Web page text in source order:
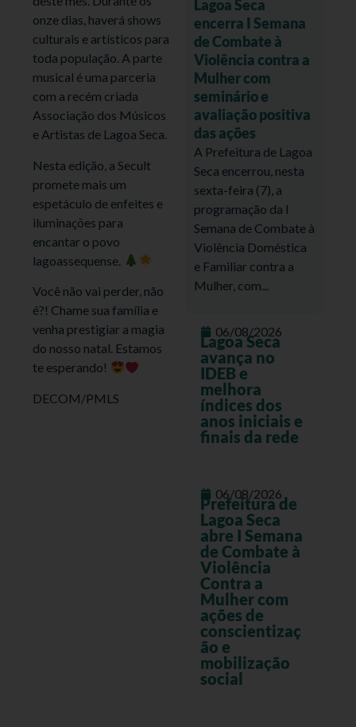
onze dias, haverá shows
culturais e artísticos para
toda população. A parte
musical é uma parceria
com a recém criada
Associação dos Músicos
e Artistas de Lagoa Seca.
Nesta edição, a Secult
promete mais um
espetáculo de enfeites e
iluminações para
encantar o povo
lagoassequense.
Você não vai perder, não
é?! Chame sua família e
venha prestigiar a magia
do nosso natal. Estamos
te esperando!
DECOM/PMLS
Lagoa Seca
encerra I Semana
de Combate à
Violência contra a
Mulher com
seminário e
avaliação positiva
das ações
A Prefeitura de Lagoa
Seca encerrou, nesta
sexta-feira (7), a
programação da I
Semana de Combate à
Violência Doméstica
e Familiar contra a
Mulher, com...
06/08/2026
Lagoa Seca
avança no
IDEB e
melhora
índices dos
anos iniciais e
finais da rede
06/08/2026
Prefeitura de
Lagoa Seca
abre I Semana
de Combate à
Violência
Contra a
Mulher com
ações de
conscientizaç
ão e
mobilização
social